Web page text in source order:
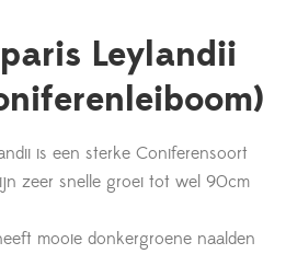
Leylandii
is een sterke Coniferensoort
zeer snelle groei tot wel 90cm
mooie donkergroene naalden